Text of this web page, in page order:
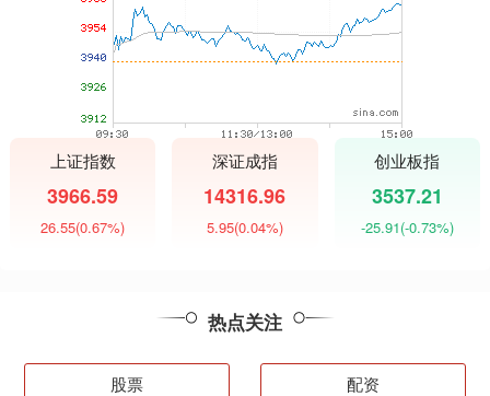
上证指数
3966.59
26.55(0.67%)
深证成指
14316.96
5.95(0.04%)
创业板指
3537.21
-25.91(-0.73%)
热点关注
股票 配资